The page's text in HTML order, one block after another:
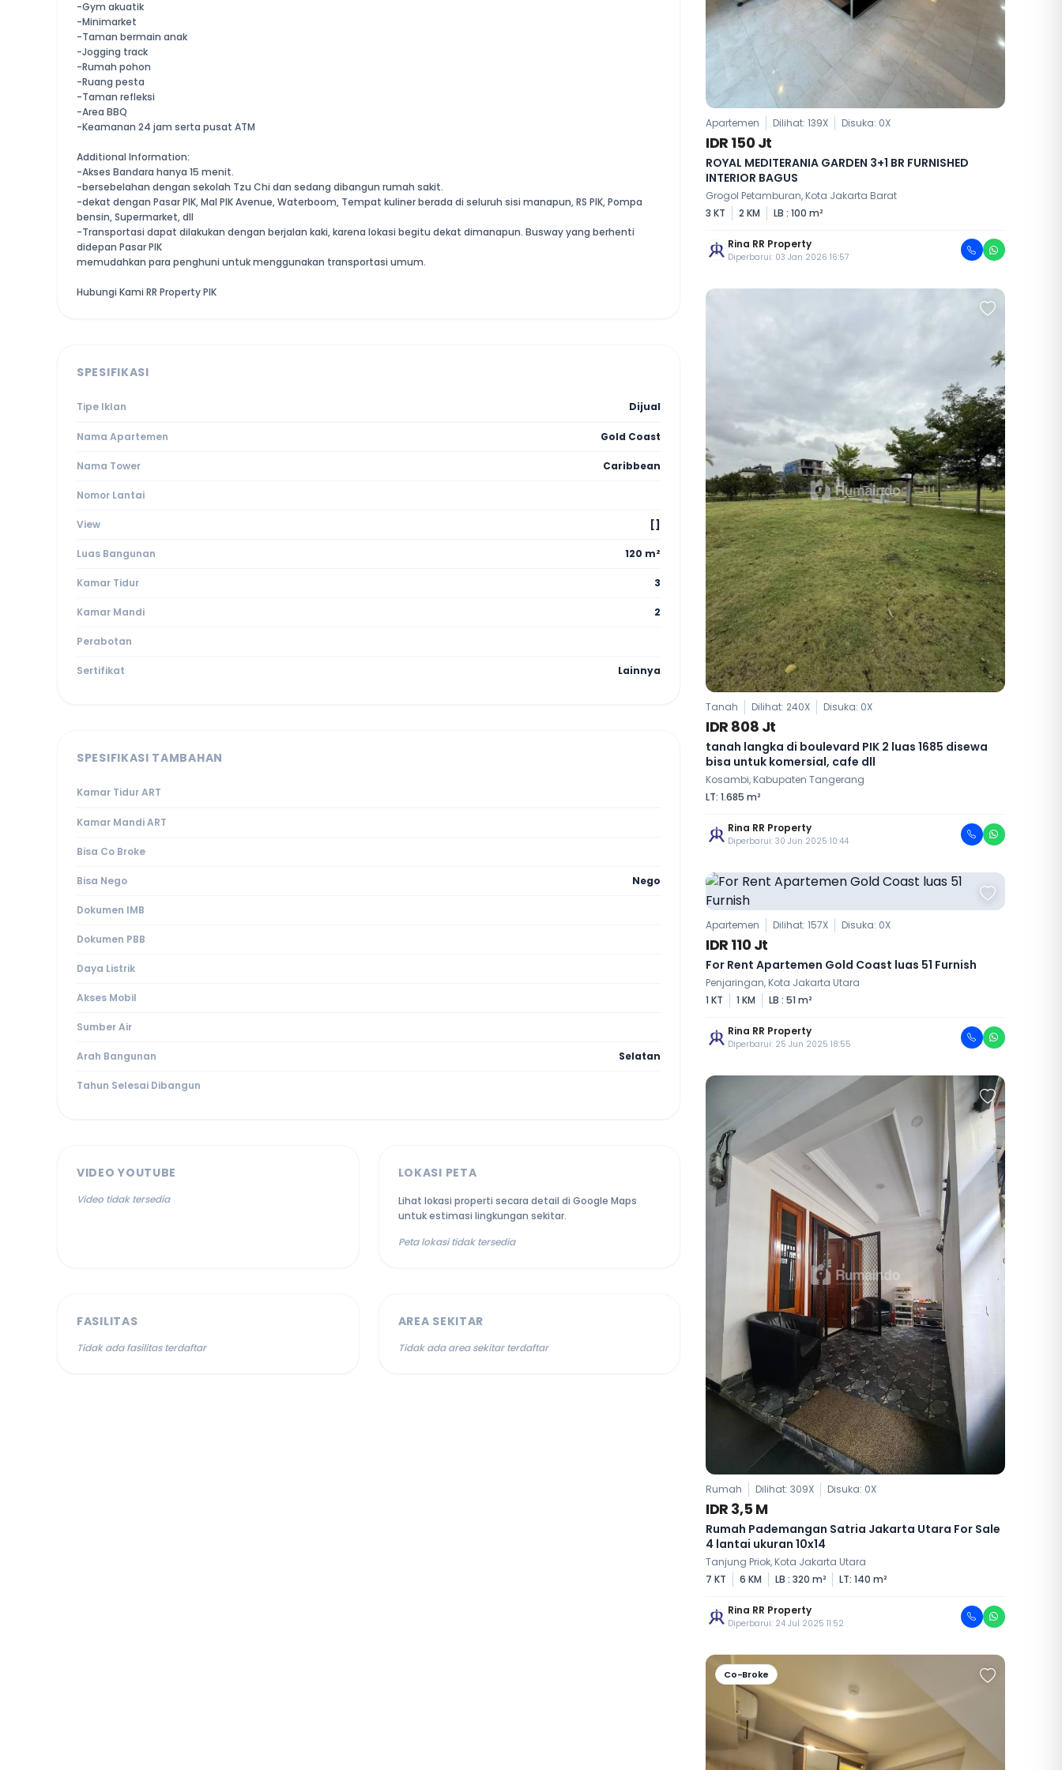
-Gym akuatik
-Minimarket
-Taman bermain anak
-Jogging track
-Rumah pohon
-Ruang pesta
-Taman refleksi
-Area BBQ
-Keamanan 24 jam serta pusat ATM
Additional Information:
-Akses Bandara hanya 15 menit.
-bersebelahan dengan sekolah Tzu Chi dan sedang dibangun rumah sakit.
-dekat dengan Pasar PIK, Mal PIK Avenue, Waterboom, Tempat kuliner berada di seluruh sisi manapun, RS PIK, Pompa
bensin, Supermarket, dll
-Transportasi dapat dilakukan dengan berjalan kaki, karena lokasi begitu dekat dimanapun. Busway yang berhenti
didepan Pasar PIK
memudahkan para penghuni untuk menggunakan transportasi umum.
Hubungi Kami RR Property PIK
SPESIFIKASI
Tipe Iklan Dijual
Nama Apartemen Gold Coast
Nama Tower Caribbean
Nomor Lantai
View []
Luas Bangunan 120 m²
Kamar Tidur 3
Kamar Mandi 2
Perabotan
Sertifikat Lainnya
SPESIFIKASI TAMBAHAN
Kamar Tidur ART
Kamar Mandi ART
Bisa Co Broke
Bisa Nego Nego
Dokumen IMB
Dokumen PBB
Daya Listrik
Akses Mobil
Sumber Air
Arah Bangunan Selatan
Tahun Selesai Dibangun
VIDEO YOUTUBE
Video tidak tersedia
LOKASI PETA
Lihat lokasi properti secara detail di Google Maps
untuk estimasi lingkungan sekitar.
Peta lokasi tidak tersedia
FASILITAS
Tidak ada fasilitas terdaftar
AREA SEKITAR
Tidak ada area sekitar terdaftar
Apartemen Dilihat: 139X Disuka: 0X
IDR 150 Jt
ROYAL MEDITERANIA GARDEN 3+1 BR FURNISHED
INTERIOR BAGUS
Grogol Petamburan, Kota Jakarta Barat
3 KT
2 KM LB : 100 m²
Rina RR Property
Diperbarui: 03 Jan 2026 16:57
Tanah Dilihat: 240X Disuka: 0X
IDR 808 Jt
tanah langka di boulevard PIK 2 luas 1685 disewa
bisa untuk komersial, cafe dll
Kosambi, Kabupaten Tangerang
LT: 1.685 m²
Rina RR Property
Diperbarui: 30 Jun 2025 10:44
Apartemen Dilihat: 157X Disuka: 0X
IDR 110 Jt
For Rent Apartemen Gold Coast luas 51 Furnish
Penjaringan, Kota Jakarta Utara
1 KT
1 KM LB : 51 m²
Rina RR Property
Diperbarui: 25 Jun 2025 18:55
Rumah Dilihat: 309X Disuka: 0X
IDR 3,5 M
Rumah Pademangan Satria Jakarta Utara For Sale
4 lantai ukuran 10x14
Tanjung Priok, Kota Jakarta Utara
7 KT
6 KM LB : 320 m² LT: 140 m²
Rina RR Property
Diperbarui: 24 Jul 2025 11:52
Co-Broke